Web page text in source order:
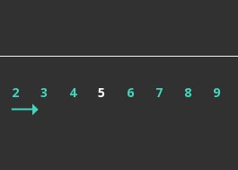
Seite
2 Seite
3 Seite
4 Seite
5 Seite
6 Seite
7 Seite
8
9